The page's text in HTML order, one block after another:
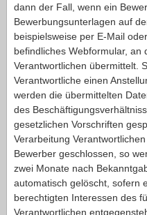
dann der Fall, wenn ein
Bewerbungsunterlagen auf
beispielsweise per E-Mail
befindliches Webformular, an
Verantwortlichen übermittelt.
Verantwortliche einen
werden die übermittelten
des
gesetzlichen Vorschriften
Verarbeitung
Bewerber geschlossen, so
zwei Monate nach
automatisch gelöscht, sofern
berechtigten Interessen des
Verantwortlichen